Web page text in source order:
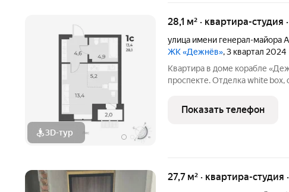
3D-тур
28,1 м² · квартира-студия
улица имени генерал-майора
ЖК «Дежнёв», 3 квартал 2024
Квартира в доме корабле
проспекте. Отделка white
для фехтования и крытым
тренажёрные
Показать телефон
27,7 м² · квартира-студия